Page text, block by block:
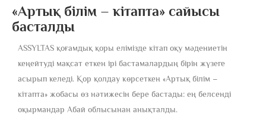
«Артық білім – кітапта» сайысы
басталды
ASSYLTAS қоғамдық қоры елімізде кітап оқу мәдениетін
кеңейтуді мақсат еткен ірі бастамалардың бірін жүзеге
асырып келеді. Қор қолдау көрсеткен «Артық білім –
кітапта» жобасы өз нәтижесін бере бастады: ең белсенді
оқырмандар Абай облысынан анықталды.